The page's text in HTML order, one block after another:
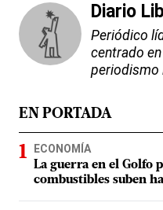
Diario
Periódico
centrado
periodismo
EN PORTADA
ECONOMÍA
La guerra en el Golfo
combustibles suben